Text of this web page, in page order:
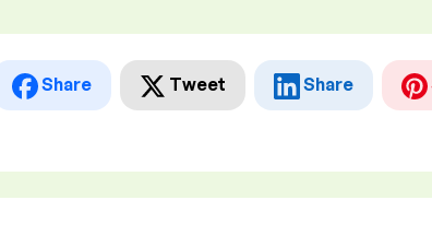
Share Tweet Share